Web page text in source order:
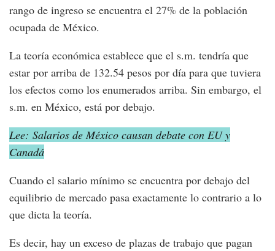
rango de ingreso se encuentra el 27% de la población
ocupada de México.
La teoría económica establece que el s.m. tendría que
estar por arriba de 132.54 pesos por día para que tuviera
los efectos como los enumerados arriba. Sin embargo, el
s.m. en México, está por debajo.
Lee: Salarios de México causan debate con EU y
Canadá
Cuando el salario mínimo se encuentra por debajo del
equilibrio de mercado pasa exactamente lo contrario a lo
que dicta la teoría.
Es decir, hay un exceso de plazas de trabajo que pagan